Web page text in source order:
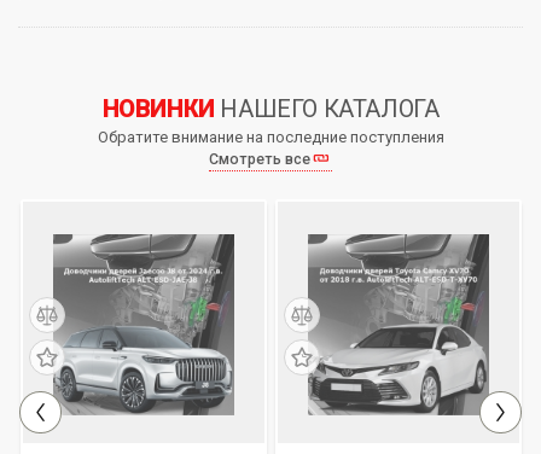
НОВИНКИ НАШЕГО КАТАЛОГА
Обратите внимание на последние поступления
Смотреть все